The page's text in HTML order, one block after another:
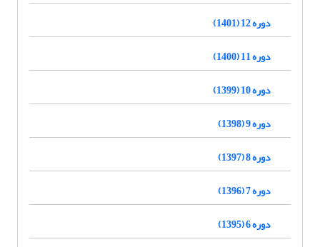
دوره 12 (1401)
دوره 11 (1400)
دوره 10 (1399)
دوره 9 (1398)
دوره 8 (1397)
دوره 7 (1396)
دوره 6 (1395)